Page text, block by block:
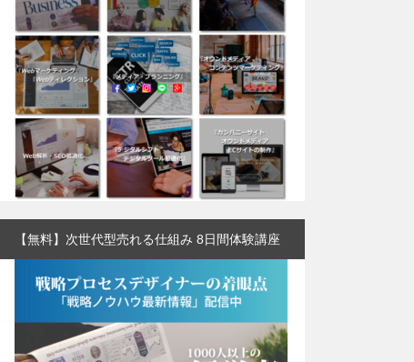
【無料】次世代型売れる仕組み 8日間体験講座